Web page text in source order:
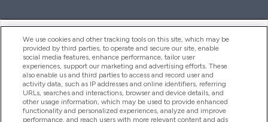
ヘルプ＆ガイド
商品について
会社概要
We use cookies and other tracking tools on this site, which may be
provided by third parties, to operate and secure our site, enable
social media features, enhance performance, tailor user
experiences, support our marketing and advertising efforts. These
also enable us and third parties to access and record user and
activity data, such as IP addresses and online identifiers, referring
URLs, searches and interactions, browser and device details, and
other usage information, which may be used to provide enhanced
functionality and personalized experiences, analyze and improve
performance, and reach users with more relevant content and ads